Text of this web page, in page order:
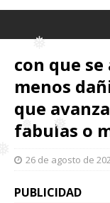
❅
❅
❅
con que
menos
que
fabulas o
26 de agosto de
PUBLICIDAD